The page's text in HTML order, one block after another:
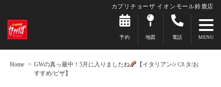
カプリチョーザ イオンモール鈴鹿店
予約 地図 電話
Home GWの真っ最中！5月に入りましたね
【イタリアン/パスタ/お
すすめ/ピザ】